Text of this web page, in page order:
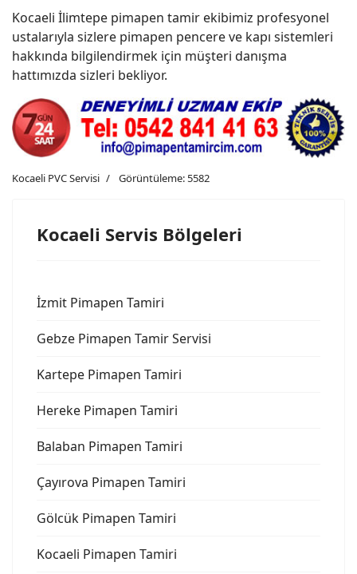
Kocaeli İlimtepe pimapen tamir ekibimiz profesyonel
ustalarıyla sizlere pimapen pencere ve kapı sistemleri
hakkında bilgilendirmek için müşteri danışma
hattımızda sizleri bekliyor.
Kocaeli PVC Servisi Görüntüleme: 5582
Kocaeli Servis Bölgeleri
İzmit Pimapen Tamiri
Gebze Pimapen Tamir Servisi
Kartepe Pimapen Tamiri
Hereke Pimapen Tamiri
Balaban Pimapen Tamiri
Çayırova Pimapen Tamiri
Gölcük Pimapen Tamiri
Kocaeli Pimapen Tamiri